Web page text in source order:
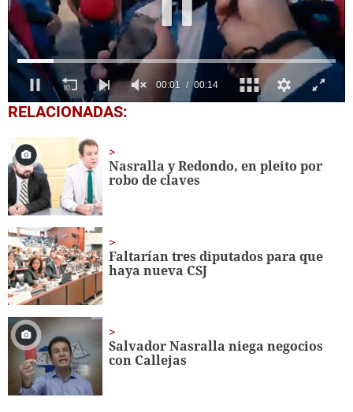
0
seconds
14
seconds
RELACIONADAS:
Nasralla y Redondo, en pleito por
robo de claves
Faltarían tres diputados para que
haya nueva CSJ
Salvador Nasralla niega negocios
con Callejas